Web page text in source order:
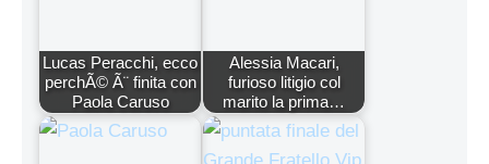
Lucas Peracchi, ecco
perchÃ© Ã¨ finita con
Paola Caruso
Alessia Macari,
furioso litigio col
marito la prima…